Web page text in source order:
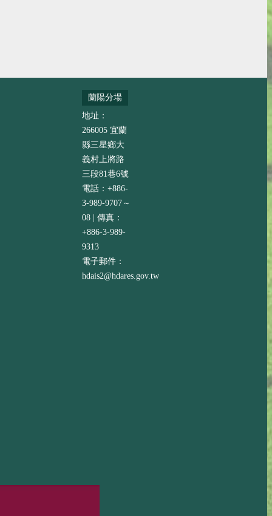
蘭陽分場
地址：
266005 宜蘭
縣三星鄉大
義村上將路
三段81巷6號
電話：+886-
3-989-9707～
08 | 傳真：
+886-3-989-
9313
電子郵件：
hdais2@hdares.gov.tw